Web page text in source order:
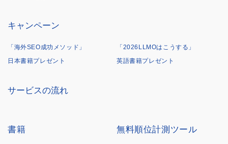
キャンペーン
「海外SEO成功メソッド」
「2026LLMOはこうする」
日本書籍プレゼント
英語書籍プレゼント
サービスの流れ
書籍 無料順位計測ツール